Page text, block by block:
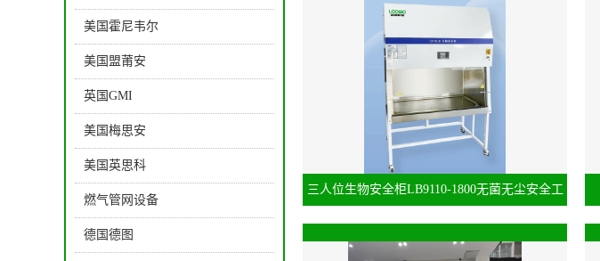
美国霍尼韦尔
美国盟莆安
英国GMI
美国梅思安
美国英思科
燃气管网设备
德国德图
三人位生物安全柜LB9110-1800无菌无尘安全工
作环境